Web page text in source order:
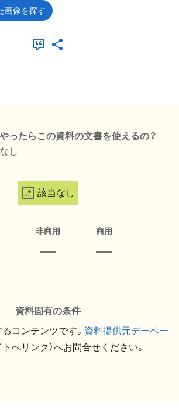
画像を探す
ったらこの資料の文書を使えるの？
し
該当なし
非商用 商用
資料固有の条件
コンテンツです。 資料提供元デーベー
トへリンク）へお問合せください。